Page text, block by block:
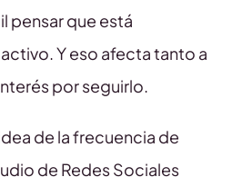
pensar que está
Y eso afecta tanto a
por seguirlo.
de la frecuencia de
de Redes Sociales